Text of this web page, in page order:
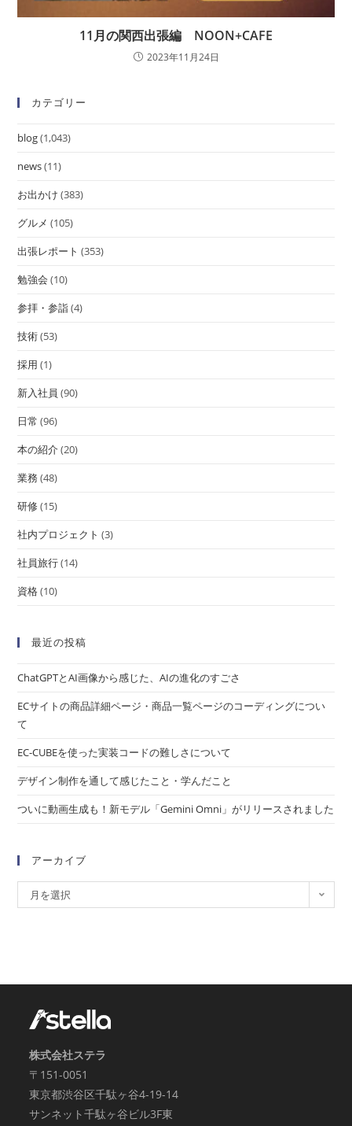
11月の関西出張編 NOON+CAFE
2023年11月24日
カテゴリー
blog(1,043)
news(11)
お出かけ (383)
グルメ (105)
出張レポート (353)
勉強会 (10)
参拝・参詣(4)
技術(53)
採用 (1)
新入社員 (90)
日常 (96)
本の紹介(20)
業務(48)
研修(15)
社内プロジェクト (3)
社員旅行(14)
資格(10)
最近の投稿
ChatGPTとAI画像から感じた、AIの進化のすごさ
ECサイトの商品詳細ページ・商品一覧ページのコーディングについ
て
EC-CUBEを使った実装コードの難しさについて
デザイン制作を通して感じたこと・学んだこと
ついに動画生成も！新モデル「Gemini Omni」がリリースされました
アーカイブ
月を選択
株式会社ステラ
〒151-0051
東京都渋谷区千駄ヶ谷4-19-14
サンネット千駄ヶ谷ビル3F東